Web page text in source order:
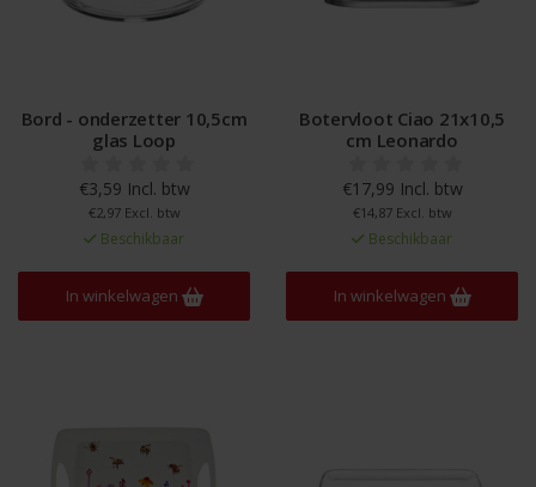
Bord - onderzetter 10,5cm
glas Loop
€3,59 Incl. btw
€2,97 Excl. btw
Beschikbaar
In winkelwagen
Botervloot Ciao 21x10,5
cm Leonardo
€17,99 Incl. btw
€14,87 Excl. btw
Beschikbaar
In winkelwagen